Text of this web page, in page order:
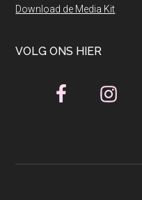
Download de Media Kit
VOLG ONS HIER